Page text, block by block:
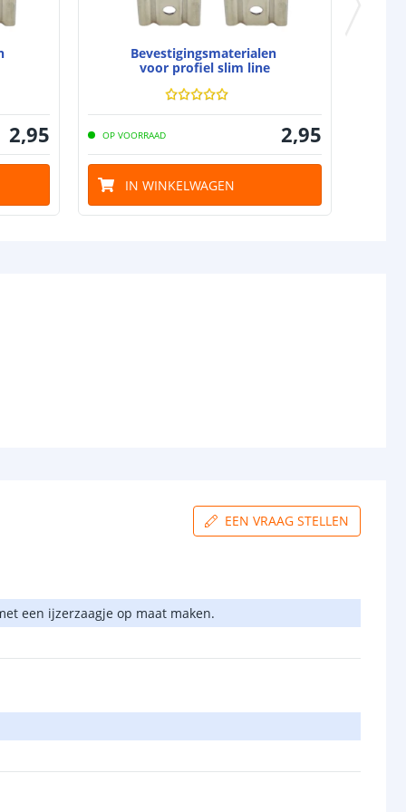
2,95
Bevestigingsmaterialen
voor profiel slim line
OP VOORRAAD 2,95
IN WINKELWAGEN
EEN VRAAG STELLEN
een ijzerzaagje op maat maken.